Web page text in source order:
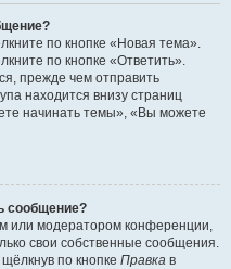
по кнопке «Новая тема».
по кнопке «Ответить».
прежде чем отправить
находится внизу страниц
начинать темы», «Вы можете
сообщение?
или модератором конференции,
свои собственные сообщения.
по кнопке Правка в